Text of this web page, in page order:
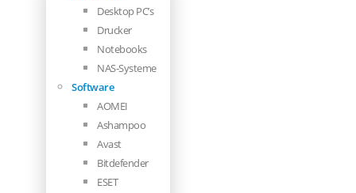
Desktop PC’s
Drucker
Notebooks
NAS-Systeme
Software
AOMEI
Ashampoo
Avast
Bitdefender
ESET